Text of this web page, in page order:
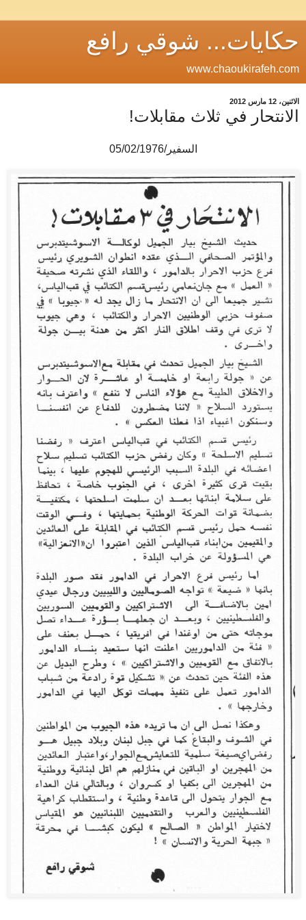
حكايات... شوقي رافع
www.chaoukirafeh.com
الاثنين، 12 مارس 2012
الانتحار في ثلاث مقابلات!
السفير/05/02/1976